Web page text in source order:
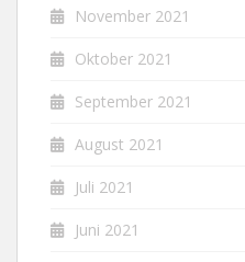
November 2021
Oktober 2021
September 2021
August 2021
Juli 2021
Juni 2021